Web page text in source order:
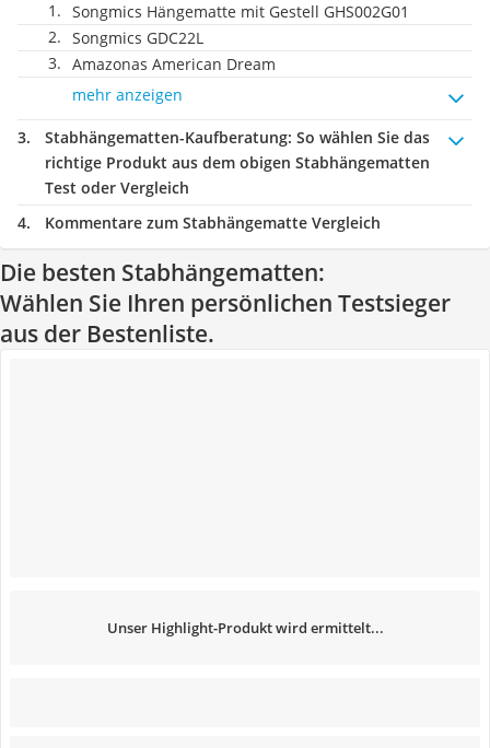
Songmics Hängematte mit Gestell GHS002G01
Songmics GDC22L
Amazonas American Dream
mehr anzeigen
Stabhängematten-Kaufberatung: So wählen Sie das
richtige Produkt aus dem obigen Stabhängematten
Test oder Vergleich
Kommentare zum Stabhängematte Vergleich
Die besten Stabhängematten:
Wählen Sie Ihren persönlichen Testsieger
aus der Bestenliste.
Unser Highlight-Produkt wird ermittelt...